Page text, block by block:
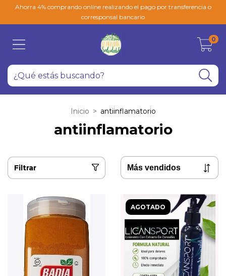
Ahorra 4% comprando online realizando el pago por transferencia o
corresponsal bancario
0
Inicio > antiinflamatorio
antiinflamatorio
Filtrar
AGOTADO